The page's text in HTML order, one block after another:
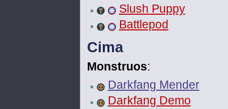
Slush Puppy
Battlepod
Cima
Monstruos:
Darkfang Mender
Darkfang Demo